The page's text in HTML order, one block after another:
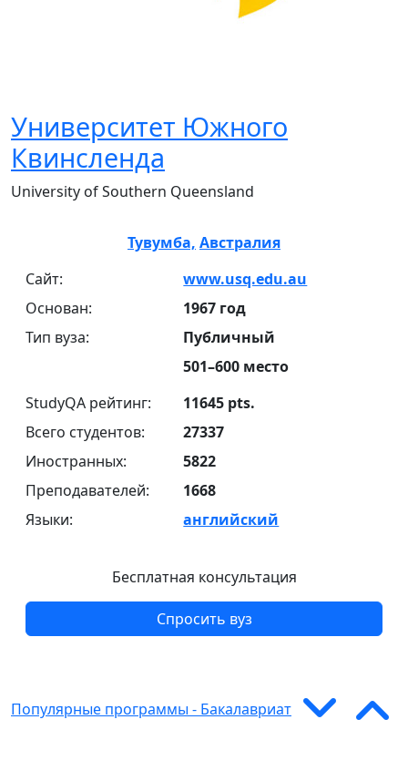
Университет Южного
Квинсленда
University of Southern Queensland
Тувумба, Австралия
Сайт:
www.usq.edu.au
Основан:
1967 год
Тип вуза:
Публичный
501–600 место
StudyQA рейтинг:
11645 pts.
Всего студентов:
27337
Иностранных:
5822
Преподавателей:
1668
Языки:
английский
Бесплатная консультация
Спросить вуз
Популярные программы - Бакалавриат